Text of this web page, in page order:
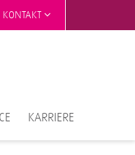
KONTAKT
KARRIERE